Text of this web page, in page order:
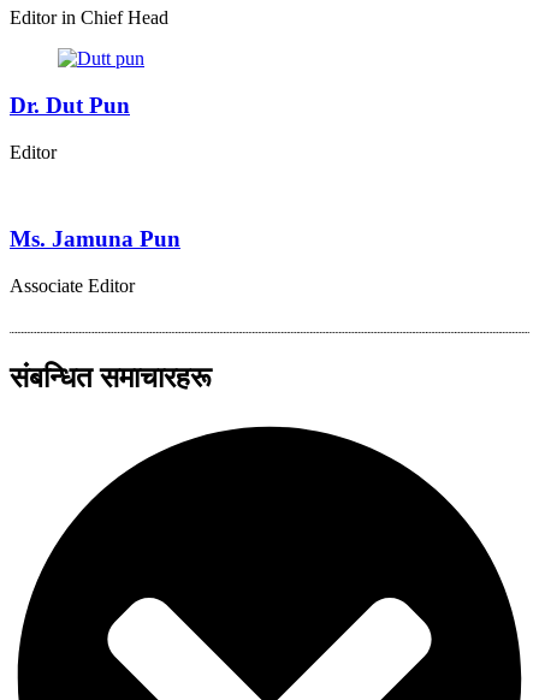
Editor in Chief Head
Dr. Dut Pun
Editor
Ms. Jamuna Pun
Associate Editor
संबन्धित समाचारहरू